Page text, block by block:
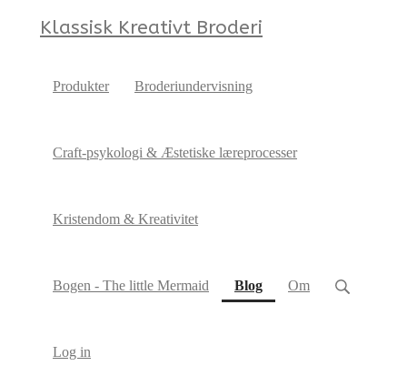
Klassisk Kreativt Broderi
Produkter Broderiundervisning
Craft-psykologi & Æstetiske læreprocesser
Kristendom & Kreativitet
Bogen - The little Mermaid Blog(current)
Om
Log in